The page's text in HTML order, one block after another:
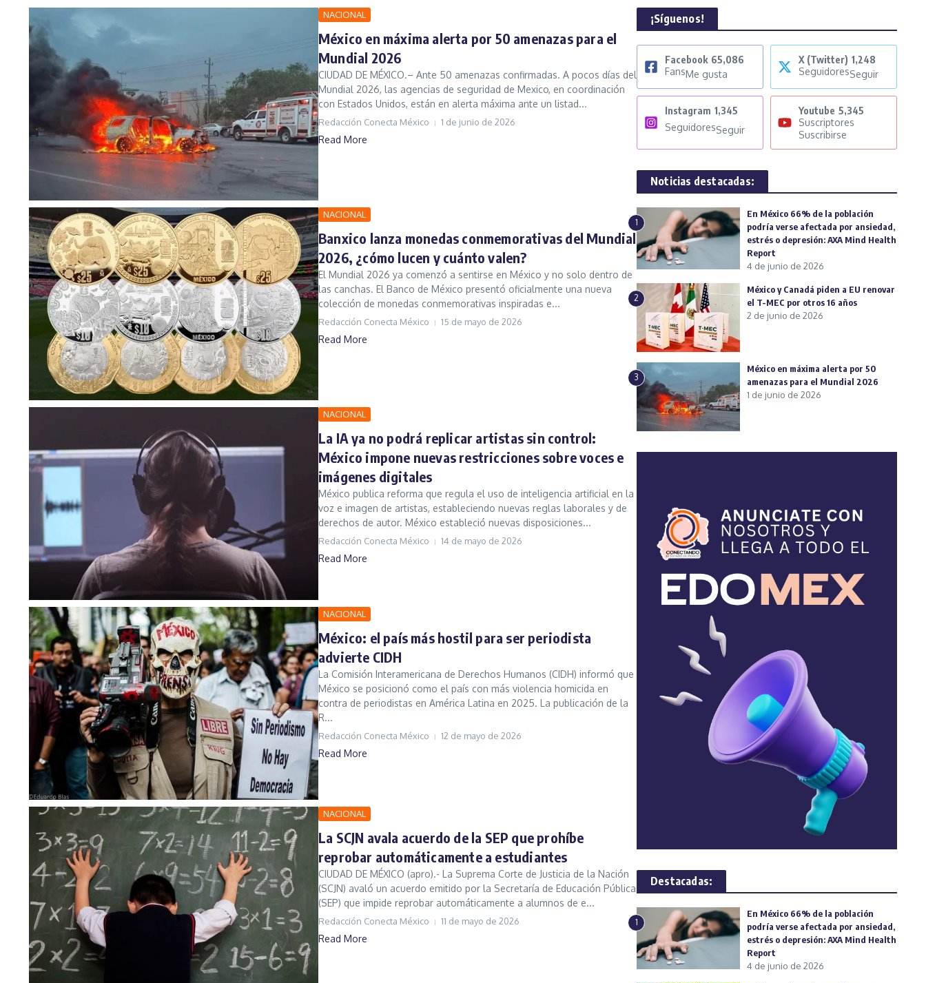
NACIONAL
México en máxima alerta por 50 amenazas para el
Mundial 2026
CIUDAD DE MÉXICO.– Ante 50 amenazas confirmadas. A pocos días del
Mundial 2026, las agencias de seguridad de Mexico, en coordinación
con Estados Unidos, están en alerta máxima ante un listad...
Redacción Conecta México 1 de junio de 2026
Read More
NACIONAL
Banxico lanza monedas conmemorativas del Mundial
2026, ¿cómo lucen y cuánto valen?
El Mundial 2026 ya comenzó a sentirse en México y no solo dentro de
las canchas. El Banco de México presentó oficialmente una nueva
colección de monedas conmemorativas inspiradas e...
Redacción Conecta México 15 de mayo de 2026
Read More
NACIONAL
La IA ya no podrá replicar artistas sin control:
México impone nuevas restricciones sobre voces e
imágenes digitales
México publica reforma que regula el uso de inteligencia artificial en la
voz e imagen de artistas, estableciendo nuevas reglas laborales y de
derechos de autor. México estableció nuevas disposiciones...
Redacción Conecta México 14 de mayo de 2026
Read More
NACIONAL
México: el país más hostil para ser periodista
advierte CIDH
La Comisión Interamericana de Derechos Humanos (CIDH) informó que
México se posicionó como el país con más violencia homicida en
contra de periodistas en América Latina en 2025. La publicación de la
R...
Redacción Conecta México 12 de mayo de 2026
Read More
NACIONAL
La SCJN avala acuerdo de la SEP que prohíbe
reprobar automáticamente a estudiantes
CIUDAD DE MÉXICO (apro).- La Suprema Corte de Justicia de la Nación
(SCJN) avaló un acuerdo emitido por la Secretaría de Educación Pública
(SEP) que impide reprobar automáticamente a alumnos de e...
Redacción Conecta México 11 de mayo de 2026
Read More
¡Síguenos!
Facebook 65,086
FansMe gusta
X (Twitter) 1,248
SeguidoresSeguir
Instagram 1,345
SeguidoresSeguir
Youtube 5,345
Suscriptores
Suscribirse
Noticias destacadas:
1
En México 66% de la población
podría verse afectada por ansiedad,
estrés o depresión: AXA Mind Health
Report
4 de junio de 2026
2
México y Canadá piden a EU renovar
el T-MEC por otros 16 años
2 de junio de 2026
3
México en máxima alerta por 50
amenazas para el Mundial 2026
1 de junio de 2026
Destacadas:
1
En México 66% de la población
podría verse afectada por ansiedad,
estrés o depresión: AXA Mind Health
Report
4 de junio de 2026